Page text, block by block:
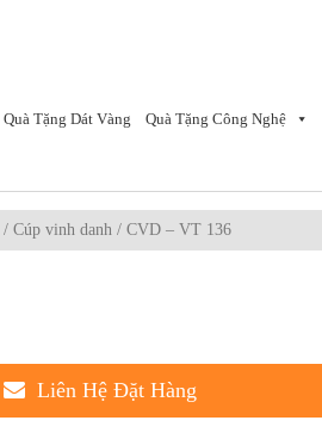
Quà Tặng Dát Vàng Quà Tặng Công Nghệ
/Cúp vinh danh / CVD – VT 136
Liên Hệ Đặt Hàng